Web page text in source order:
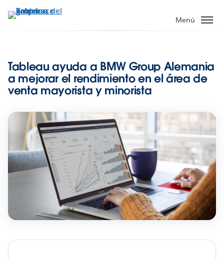
Menú
Tableau ayuda a BMW Group Alemania
a mejorar el rendimiento en el área de
venta mayorista y minorista